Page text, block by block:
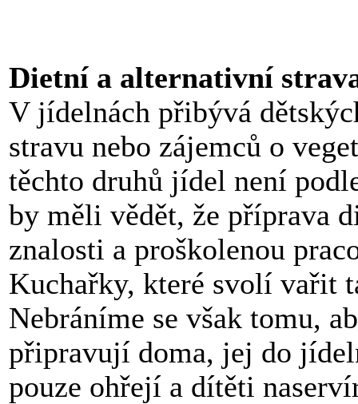
Dietní a alternativní
V jídelnách přibývá
stravu nebo zájemců o
těchto druhů jídel není
by měli vědět, že příprava
znalosti a proškolenou
Kuchařky, které svolí vařit
Nebráníme se však tomu,
připravují doma, jej do
pouze ohřejí a dítěti